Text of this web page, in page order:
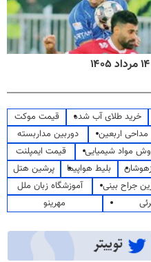
خرید طلای آب شده
قیمت موکت
مداحی اربعین
دوربین مداربسته
مواد شیمیایی
قیمت ایمپلنت
بلیط هواپیما
پرشین هتل
جراح بینی
آموزشگاه زبان ملل
مهرینو